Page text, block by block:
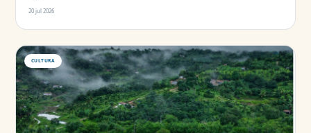
20 jul 2026
CULTURA